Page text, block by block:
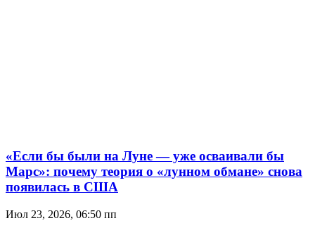
«Если бы были на Луне — уже осваивали бы
Марс»: почему теория о «лунном обмане» снова
появилась в США
Июл 23, 2026, 06:50 пп